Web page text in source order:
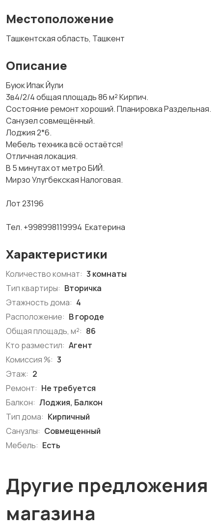
Местоположение
Ташкентская область, Ташкент
Описание
Буюк Ипак Йули
3в4/2/4 общая площадь 86 м² Кирпич.
Состояние ремонт хороший. Планировка Раздельная.
Санузел совмещённый.
Лоджия 2*6.
Мебель техника всё остаётся!
Отличная локация.
В 5 минутах от метро БИЙ.
Мирзо Улугбекская Налоговая.
Лот 23196
Тел. +998998119994 Екатерина
Характеристики
Количество комнат: 3 комнаты
Тип квартиры: Вторичка
Этажность дома: 4
Расположение: В городе
Общая площадь, м²: 86
Кто разместил: Агент
Комиссия %: 3
Этаж: 2
Ремонт: Не требуется
Балкон: Лоджия, Балкон
Тип дома: Кирпичный
Санузлы: Совмещенный
Мебель: Есть
Другие предложения
магазина